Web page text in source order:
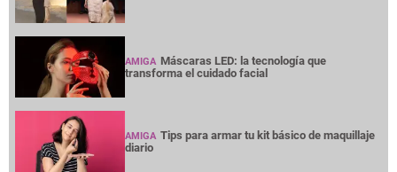
AMIGA Máscaras LED: la tecnología que
transforma el cuidado facial
AMIGA Tips para armar tu kit básico de maquillaje
diario